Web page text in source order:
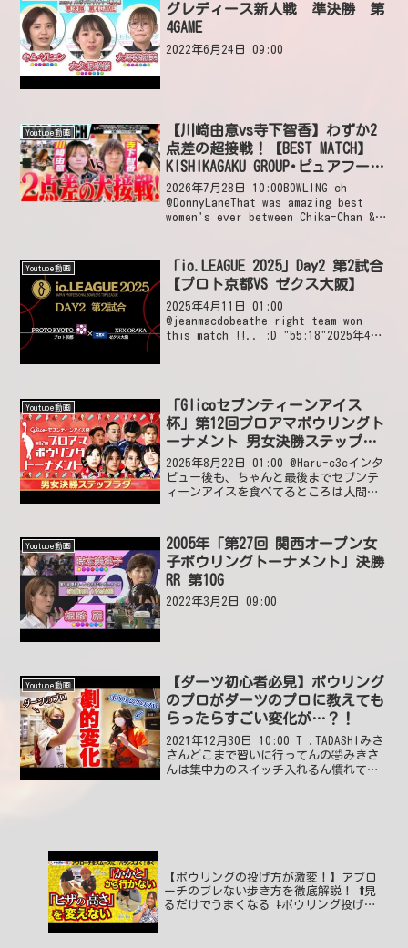
グレディース新人戦 準決勝 第
4GAME
2022年6月24日 09:00
Youtube動画
【川﨑由意vs寺下智香】わずか2
点差の超接戦！【BEST MATCH】
KISHIKAGAKU GROUP･ピュアフーズ
岸プレゼンツレディースプロボウ
リングトーナメント2026／
BOWLING ch
2026年7月28日 10:00BOWLING ch
@DonnyLaneThat was amazing best
women's ever between Chika-Chan &
Youtube動画
「io.LEAGUE 2025」Day2 第2試合
【プロト京都VS ゼクス大阪】
2025年4月11日 01:00
@jeanmacdobeathe right team won
this match !!.. :D "55:18"2025年4月
Youtube動画
「Glicoセブンティーンアイス
杯」第12回プロアマボウリングト
ーナメント 男女決勝ステップラ
ダー
2025年8月22日 01:00 @Haru-c3cインタ
ビュー後も、ちゃんと最後までセブンテ
ィーンアイスを食べてるところは人間性
した！成...
Youtube動画
2005年「第27回 関西オープン女
子ボウリングトーナメント」決勝
RR 第10G
2022年3月2日 09:00
Youtube動画
【ダーツ初心者必見】ボウリング
のプロがダーツのプロに教えても
らったらすごい変化が…？！
2021年12月30日 10:00 T .TADASHIみき
さんどこまで習いに行ってんの🤣みきさ
んは集中力のスイッチ入れるん慣れてる
【ボウリングの投げ方が激変！】アプロ
ーチのブレない歩き方を徹底解説！ #見
るだけでうまくなる #ボウリング投げ方